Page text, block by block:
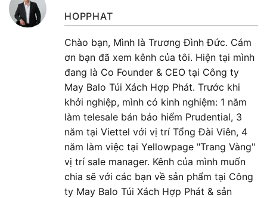
HOPPHAT
Chào bạn, Mình là Trương Đình Đức. Cám
ơn bạn đã xem kênh của tôi. Hiện tại mình
đang là Co Founder & CEO tại Công ty
May Balo Túi Xách Hợp Phát. Trước khi
khởi nghiệp, mình có kinh nghiệm: 1 năm
làm telesale bán bảo hiểm Prudential, 3
năm tại Viettel với vị trí Tổng Đài Viên, 4
năm làm việc tại Yellowpage "Trang Vàng"
vị trí sale manager. Kênh của mình muốn
chia sẽ với các bạn về sản phẩm tại Công
ty May Balo Túi Xách Hợp Phát & sản